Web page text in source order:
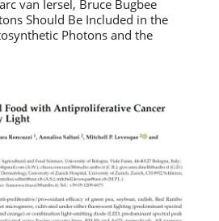
van Iersel, Bruce Bugbee
Should Be Included in the
Photons and the